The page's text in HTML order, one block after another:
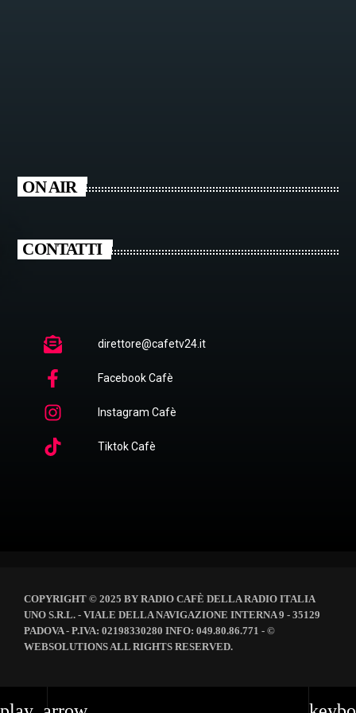
ON AIR
CONTATTI
direttore@cafetv24.it
Facebook Cafè
Instagram Cafè
Tiktok Cafè
COPYRIGHT © 2025 BY RADIO CAFÈ DELLA RADIO ITALIA
UNO S.R.L. - VIALE DELLA NAVIGAZIONE INTERNA 9 - 35129
PADOVA - P.IVA: 02198330280 INFO: 049.80.86.771 - ©
WEBSOLUTIONS ALL RIGHTS RESERVED.